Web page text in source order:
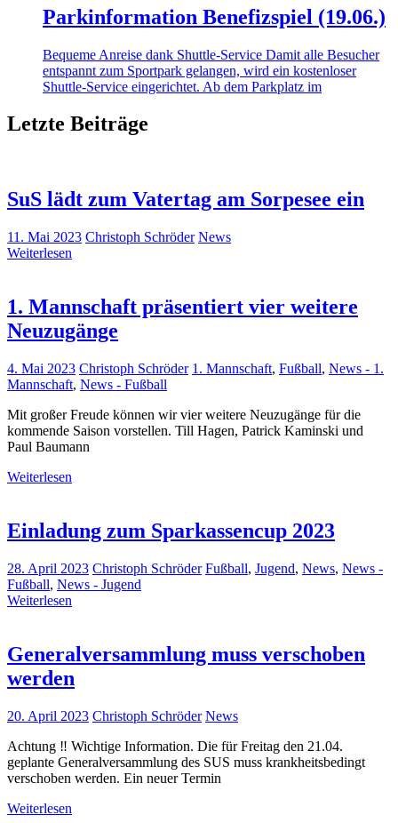
Parkinformation Benefizspiel (19.06.)
Bequeme Anreise dank Shuttle-Service Damit alle Besucher
entspannt zum Sportpark gelangen, wird ein kostenloser
Shuttle-Service eingerichtet. Ab dem Parkplatz im
Letzte Beiträge
SuS lädt zum Vatertag am Sorpesee ein
11. Mai 2023 Christoph Schröder News
Weiterlesen
1. Mannschaft präsentiert vier weitere
Neuzugänge
4. Mai 2023 Christoph Schröder 1. Mannschaft, Fußball, News - 1.
Mannschaft, News - Fußball
Mit großer Freude können wir vier weitere Neuzugänge für die
kommende Saison vorstellen. Till Hagen, Patrick Kaminski und
Paul Baumann
Weiterlesen
Einladung zum Sparkassencup 2023
28. April 2023 Christoph Schröder Fußball, Jugend, News, News -
Fußball, News - Jugend
Weiterlesen
Generalversammlung muss verschoben
werden
20. April 2023 Christoph Schröder News
Achtung ‼️ Wichtige Information. Die für Freitag den 21.04.
geplante Generalversammlung des SUS muss krankheitsbedingt
verschoben werden. Ein neuer Termin
Weiterlesen